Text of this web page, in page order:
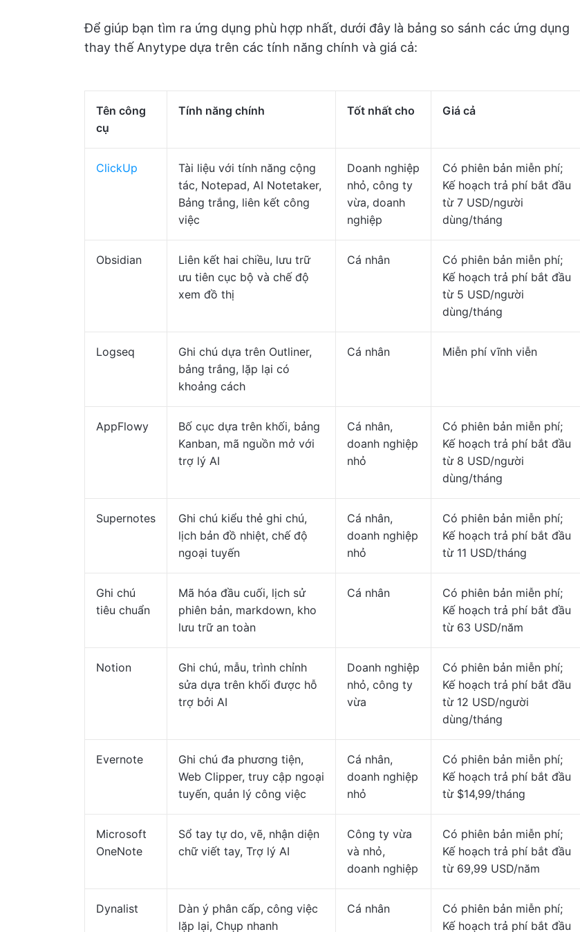
Để giúp bạn tìm ra ứng dụng phù hợp nhất, dưới đây là bảng so sánh các ứng dụng
thay thế Anytype dựa trên các tính năng chính và giá cả:
Tên công
cụ
Tính năng chính Tốt nhất cho Giá cả
ClickUp
Tài liệu với tính năng cộng
tác, Notepad, AI Notetaker,
Bảng trắng, liên kết công
việc
Doanh nghiệp
nhỏ, công ty
vừa, doanh
nghiệp
Có phiên bản miễn phí;
Kế hoạch trả phí bắt đầu
từ 7 USD/người
dùng/tháng
Obsidian
Liên kết hai chiều, lưu trữ
ưu tiên cục bộ và chế độ
xem đồ thị
Cá nhân
Có phiên bản miễn phí;
Kế hoạch trả phí bắt đầu
từ 5 USD/người
dùng/tháng
Logseq
Ghi chú dựa trên Outliner,
bảng trắng, lặp lại có
khoảng cách
Cá nhân Miễn phí vĩnh viễn
AppFlowy
Bố cục dựa trên khối, bảng
Kanban, mã nguồn mở với
trợ lý AI
Cá nhân,
doanh nghiệp
nhỏ
Có phiên bản miễn phí;
Kế hoạch trả phí bắt đầu
từ 8 USD/người
dùng/tháng
Supernotes
Ghi chú kiểu thẻ ghi chú,
lịch bản đồ nhiệt, chế độ
ngoại tuyến
Cá nhân,
doanh nghiệp
nhỏ
Có phiên bản miễn phí;
Kế hoạch trả phí bắt đầu
từ 11 USD/tháng
Ghi chú
tiêu chuẩn
Mã hóa đầu cuối, lịch sử
phiên bản, markdown, kho
lưu trữ an toàn
Cá nhân
Có phiên bản miễn phí;
Kế hoạch trả phí bắt đầu
từ 63 USD/năm
Notion
Ghi chú, mẫu, trình chỉnh
sửa dựa trên khối được hỗ
trợ bởi AI
Doanh nghiệp
nhỏ, công ty
vừa
Có phiên bản miễn phí;
Kế hoạch trả phí bắt đầu
từ 12 USD/người
dùng/tháng
Evernote
Ghi chú đa phương tiện,
Web Clipper, truy cập ngoại
tuyến, quản lý công việc
Cá nhân,
doanh nghiệp
nhỏ
Có phiên bản miễn phí;
Kế hoạch trả phí bắt đầu
từ $14,99/tháng
Microsoft
OneNote
Sổ tay tự do, vẽ, nhận diện
chữ viết tay, Trợ lý AI
Công ty vừa
và nhỏ,
doanh nghiệp
Có phiên bản miễn phí;
Kế hoạch trả phí bắt đầu
từ 69,99 USD/năm
Dynalist
Dàn ý phân cấp, công việc
lặp lại, Chụp nhanh
Cá nhân
Có phiên bản miễn phí;
Kế hoạch trả phí bắt đầu